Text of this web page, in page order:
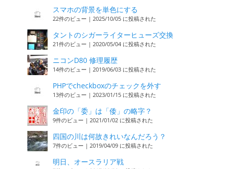
スマホの背景を単色にする
22件のビュー | 2025/10/05 に投稿された
タントのシガーライターヒューズ交換
21件のビュー | 2020/05/04 に投稿された
ニコンD80 修理履歴
14件のビュー | 2019/06/03 に投稿された
PHPでcheckboxのチェックを外す
13件のビュー | 2023/01/15 に投稿された
金印の「委」は「倭」の略字？
9件のビュー | 2021/01/02 に投稿された
四国の川は何故きれいなんだろう？
7件のビュー | 2019/04/09 に投稿された
明日、オースラリア戦